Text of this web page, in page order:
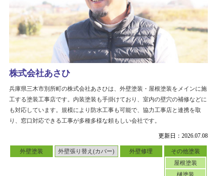
更新日：2026.07.08
外壁塗装 外壁張り替え(カバー) 外壁修理
その他塗装
屋根塗装
樋塗装
株式会社あさひ
兵庫県三木市別所町の株式会社あさひは、外壁塗装・屋根塗装をメインに施
工する塗装工事店です。内装塗装も手掛けており、室内の壁穴の補修などに
も対応しています。規模により防水工事も可能で、協力工事店と連携を取
り、窓口対応できる工事が多種多様な頼もしい会社です。